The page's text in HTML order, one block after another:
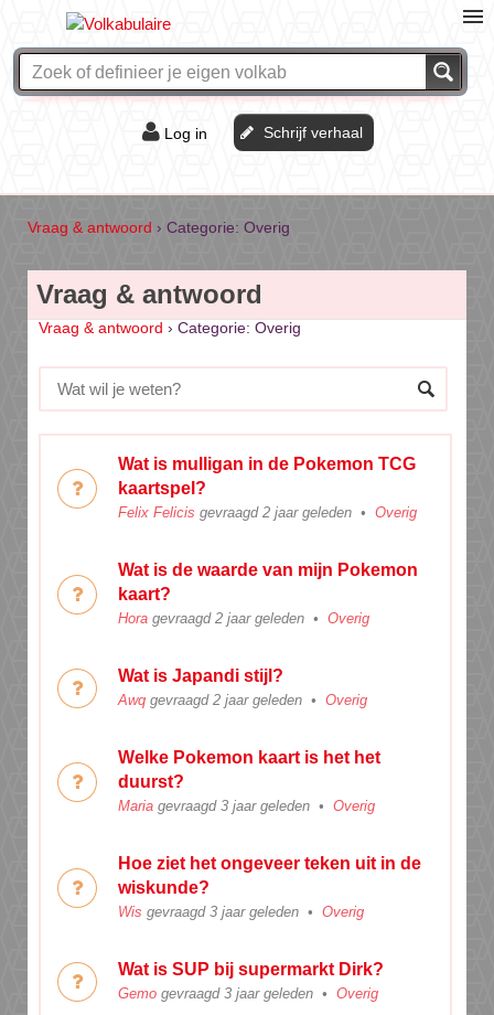
Log in Schrijf verhaal
Vraag & antwoord
Webshop
Vraag & antwoord › Categorie: Overig
Vraag & antwoord
Vraag & antwoord › Categorie: Overig
Wat is mulligan in de Pokemon TCG
kaartspel?
Felix Felicis gevraagd 2 jaar geleden • Overig
Wat is de waarde van mijn Pokemon
kaart?
Hora gevraagd 2 jaar geleden • Overig
Wat is Japandi stijl?
Awq gevraagd 2 jaar geleden • Overig
Welke Pokemon kaart is het het
duurst?
Maria gevraagd 3 jaar geleden • Overig
Hoe ziet het ongeveer teken uit in de
wiskunde?
Wis gevraagd 3 jaar geleden • Overig
Wat is SUP bij supermarkt Dirk?
Gemo gevraagd 3 jaar geleden • Overig